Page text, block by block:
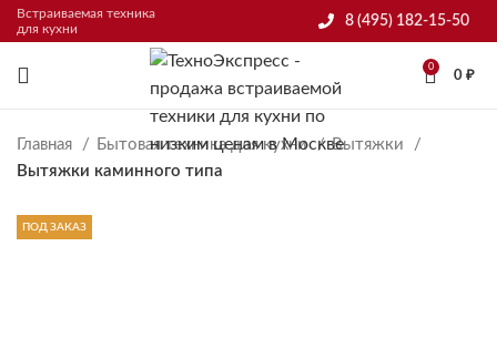
Встраиваемая техника
для кухни
8 (495) 182-15-50
0
0 ₽
Главная Бытовая техника для кухни
Вытяжки
Вытяжки каминного типа
ПОД ЗАКАЗ